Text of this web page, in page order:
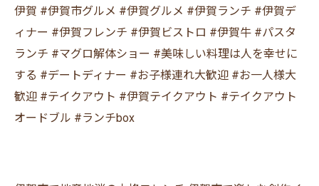
伊賀 #伊賀市グルメ #伊賀グルメ #伊賀ランチ #伊賀デ
ィナー #伊賀フレンチ #伊賀ビストロ #伊賀牛 #パスタ
ランチ #マグロ解体ショー #美味しい料理は人を幸せに
する #デートディナー #お子様連れ大歓迎 #お一人様大
歓迎 #テイクアウト #伊賀テイクアウト #テイクアウト
オードブル #ランチbox